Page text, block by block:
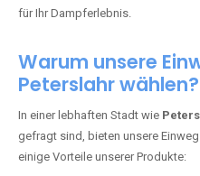
für Ihr Dampferlebnis.
Warum unsere
Peterslahr wählen?
In einer lebhaften Stadt wie
gefragt sind, bieten unsere
einige Vorteile unserer Produkte: